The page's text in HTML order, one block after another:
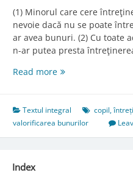
(1) Minorul care cere
nevoie dacă nu se poate
ar avea bunuri. (2) Cu toate
n-ar putea presta
Read moreArt.
la
întreţinere
al
Textul integral copil,
valorificarea bunurilor
Index